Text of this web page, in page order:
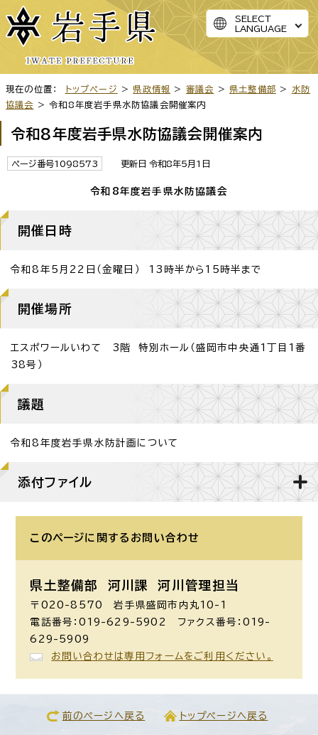
SELECT
LANGUAGE
現在の位置： トップページ > 県政情報 > 審議会 > 県土整備部 >
水防
協議会
> 令和8年度岩手県水防協議会開催案内
令和8年度岩手県水防協議会開催案内
ページ番号1098573 更新日 令和8年5月1日
令和8年度岩手県水防協議会
開催日時
令和8年5月22日（金曜日） 13時半から15時半まで
開催場所
エスポワールいわて 3階 特別ホール（盛岡市中央通1丁目1番
38号）
議題
令和8年度岩手県水防計画について
添付ファイル
このページに関する お問い合わせ
県土整備部 河川課 河川管理担当
〒020-8570 岩手県盛岡市内丸10-1
電話番号：019-629-5902 ファクス番号：019-
629-5909
お問い合わせは専用フォームをご利用ください。
前のページへ戻る トップページへ戻る